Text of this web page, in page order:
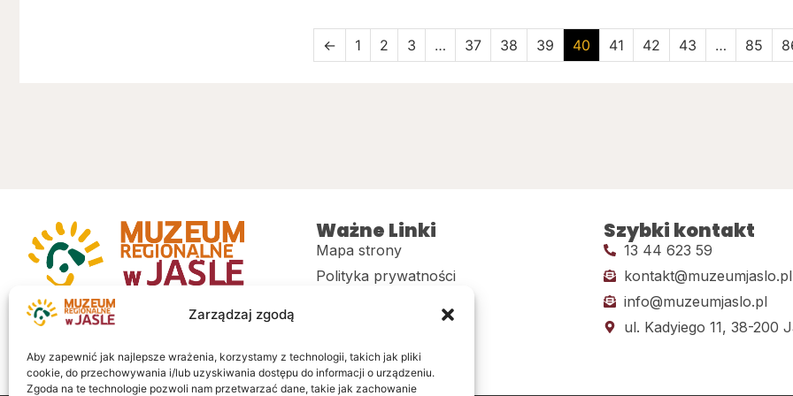
Zarządzaj zgodą
Aby zapewnić jak najlepsze wrażenia, korzystamy z technologii, takich jak pliki
cookie, do przechowywania i/lub uzyskiwania dostępu do informacji o urządzeniu.
Zgoda na te technologie pozwoli nam przetwarzać dane, takie jak zachowanie
← 1 2 3 … 37 38 39 40 41 42 43 … 85
Muzeum regionalne w Jaśle im. dr.
Stanisława Kadyiego
Ważne Linki
Mapa strony
Polityka prywatności
Sklep
Szybki kontakt
13 44 623 59
kontakt@muzeumjaslo.pl
info@muzeumjaslo.pl
ul. Kadyiego 11, 38-200